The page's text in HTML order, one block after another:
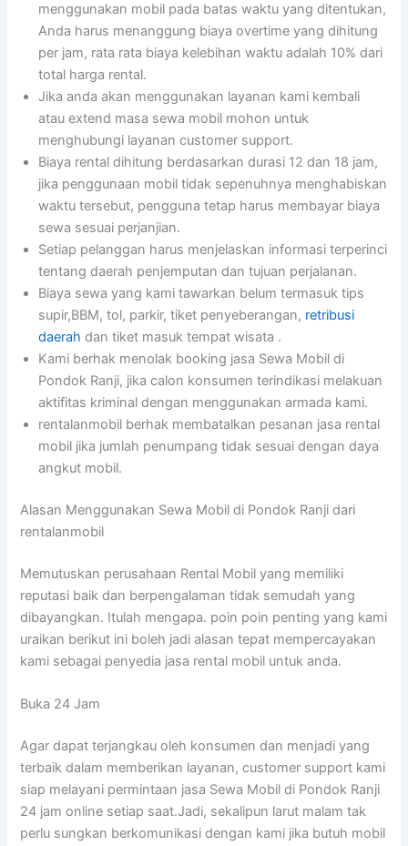
menggunakan mobil pada batas waktu yang ditentukan,
Anda harus menanggung biaya overtime yang dihitung
per jam, rata rata biaya kelebihan waktu adalah 10% dari
total harga rental.
Jika anda akan menggunakan layanan kami kembali
atau extend masa sewa mobil mohon untuk
menghubungi layanan customer support.
Biaya rental dihitung berdasarkan durasi 12 dan 18 jam,
jika penggunaan mobil tidak sepenuhnya menghabiskan
waktu tersebut, pengguna tetap harus membayar biaya
sewa sesuai perjanjian.
Setiap pelanggan harus menjelaskan informasi terperinci
tentang daerah penjemputan dan tujuan perjalanan.
Biaya sewa yang kami tawarkan belum termasuk tips
supir,BBM, tol, parkir, tiket penyeberangan, retribusi
daerah dan tiket masuk tempat wisata .
Kami berhak menolak booking jasa Sewa Mobil di
Pondok Ranji, jika calon konsumen terindikasi melakuan
aktifitas kriminal dengan menggunakan armada kami.
rentalanmobil berhak membatalkan pesanan jasa rental
mobil jika jumlah penumpang tidak sesuai dengan daya
angkut mobil.
Alasan Menggunakan Sewa Mobil di Pondok Ranji dari
rentalanmobil
Memutuskan perusahaan Rental Mobil yang memiliki
reputasi baik dan berpengalaman tidak semudah yang
dibayangkan. Itulah mengapa. poin poin penting yang kami
uraikan berikut ini boleh jadi alasan tepat mempercayakan
kami sebagai penyedia jasa rental mobil untuk anda.
Buka 24 Jam
Agar dapat terjangkau oleh konsumen dan menjadi yang
terbaik dalam memberikan layanan, customer support kami
siap melayani permintaan jasa Sewa Mobil di Pondok Ranji
24 jam online setiap saat.Jadi, sekalipun larut malam tak
perlu sungkan berkomunikasi dengan kami jika butuh mobil